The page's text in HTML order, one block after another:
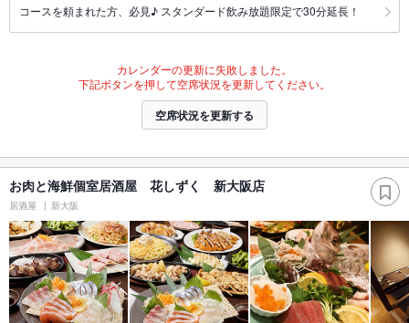
コースを頼まれた方、必見♪ スタンダード飲み放題限定で30分延長！
カレンダーの更新に失敗しました。
下記ボタンを押して空席状況を更新してください。
空席状況を更新する
お肉と海鮮個室居酒屋 花しずく 新大阪店
居酒屋 新大阪